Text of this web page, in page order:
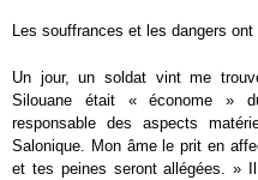
Les souffrances et les dangers ont
Un jour, un soldat vint me
Silouane était « économe »
responsable des aspects
Salonique. Mon âme le prit en
et tes peines seront allégées. »